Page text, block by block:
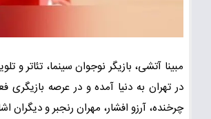
در تهران به دنیا آمده و در عرصه بازیگری
چرخنده، آرزو افشار، مهران رنجبر و دیگران